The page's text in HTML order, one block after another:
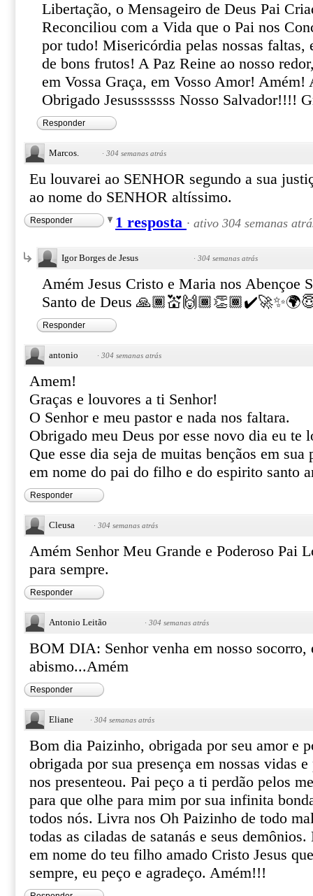
Libertação, o Mensageiro de Deus Pai
Reconciliou com a Vida que o Pai nos
por tudo! Misericórdia pelas nossas faltas,
de bons frutos! A Paz Reine ao nosso
em Vossa Graça, em Vosso Amor!
Obrigado Jesusssssss Nosso Salvador!!!!
Responder
Marcos. · 304 semanas atrás
Eu louvarei ao SENHOR segundo a sua
ao nome do SENHOR altíssimo.
Responder 1 resposta · ativo 304 semanas
Igor Borges de Jesus · 304 semanas atrás
Amém Jesus Cristo e Maria nos Abençoe
Santo de Deus
Responder
antonio · 304 semanas atrás
Amem!
Graças e louvores a ti Senhor!
O Senhor e meu pastor e nada nos faltara.
Obrigado meu Deus por esse novo dia eu te
Que esse dia seja de muitas bençãos em sua
em nome do pai do filho e do espirito santo
Responder
Cleusa · 304 semanas atrás
Amém Senhor Meu Grande e Poderoso Pai
para sempre.
Responder
Antonio Leitão · 304 semanas atrás
BOM DIA: Senhor venha em nosso socorro,
abismo...Amém
Responder
Eliane · 304 semanas atrás
Bom dia Paizinho, obrigada por seu amor e
obrigada por sua presença em nossas vidas
nos presenteou. Pai peço a ti perdão pelos
para que olhe para mim por sua infinita
todos nós. Livra nos Oh Paizinho de todo
todas as ciladas de satanás e seus
em nome do teu filho amado Cristo Jesus
sempre, eu peço e agradeço. Amém!!!